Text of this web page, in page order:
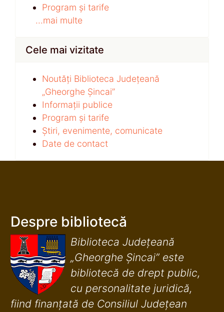
Program și tarife
...mai multe
Cele mai vizitate
Noutăți Biblioteca Județeană
„Gheorghe Șincai”
Informații publice
Program și tarife
Știri, evenimente, comunicate
Date de contact
Despre bibliotecă
Biblioteca Județeană
„Gheorghe Șincai” este
bibliotecă de drept public,
cu personalitate juridică,
fiind finanţată de Consiliul Judeţean